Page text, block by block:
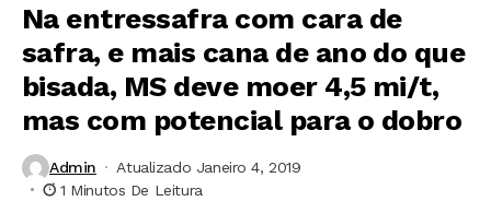
Na entressafra com cara de
safra, e mais cana de ano do que
bisada, MS deve moer 4,5 mi/t,
mas com potencial para o dobro
Admin
Atualizado Janeiro 4, 2019
1 Minutos De Leitura